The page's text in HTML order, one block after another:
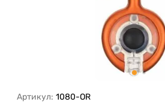
Артикул: 1080-OR